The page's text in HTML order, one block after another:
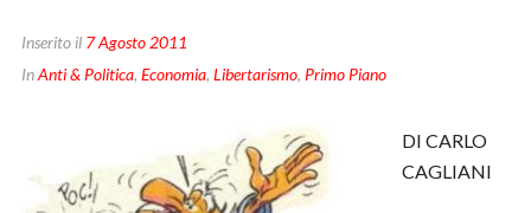
Inserito il 7 Agosto 2011
InAnti & Politica, Economia, Libertarismo, Primo Piano
DI CARLO
CAGLIANI